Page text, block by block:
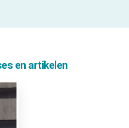
en artikelen